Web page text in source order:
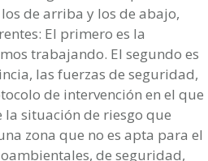
de arriba y los de abajo,
El primero es la
trabajando. El segundo es
las fuerzas de seguridad,
de intervención en el que
situación de riesgo que
zona que no es apta para el
de seguridad,